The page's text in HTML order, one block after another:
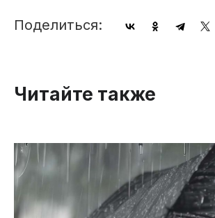
Поделиться:
Читайте также